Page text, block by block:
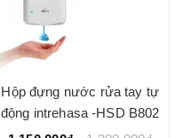
Hộp đựng nước rửa tay tự
động intrehasa -HSD B802